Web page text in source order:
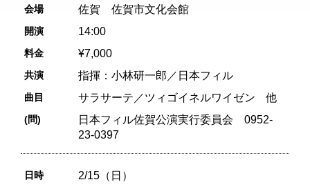
会場 佐賀 佐賀市文化会館
開演 14:00
料金 ¥7,000
共演 指揮：小林研一郎／日本フィル
曲目 サラサーテ／ツィゴイネルワイゼン 他
(問)
日本フィル佐賀公演実行委員会 0952-
23-0397
日時 2/15（日）